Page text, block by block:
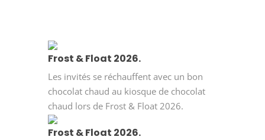
Frost & Float 2026.
Les invités se réchauffent avec un bon
chocolat chaud au kiosque de chocolat
chaud lors de Frost & Float 2026.
Frost & Float 2026.